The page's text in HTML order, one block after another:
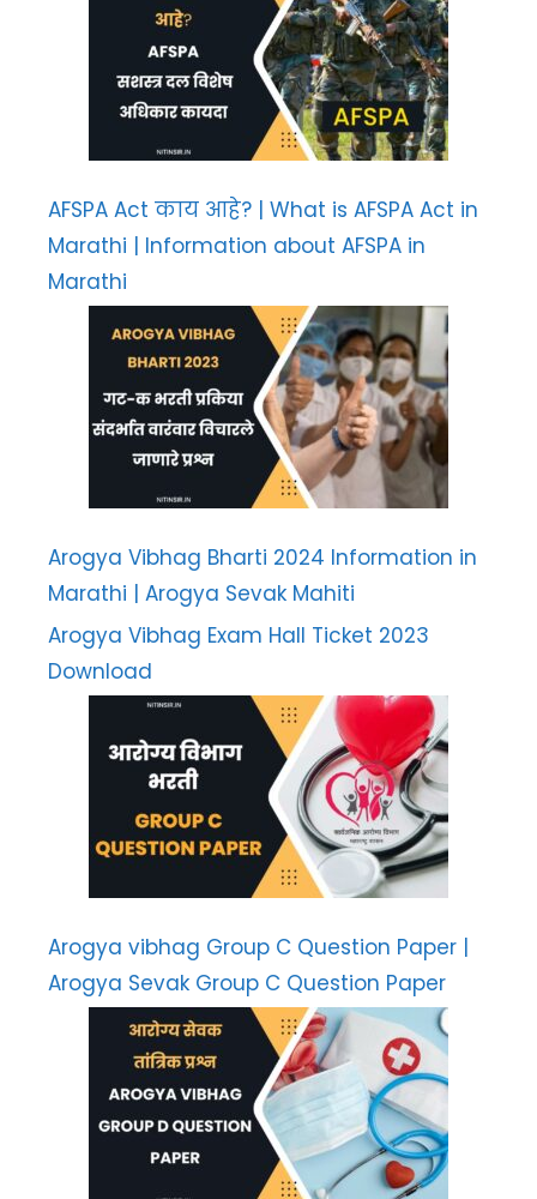
AFSPA Act काय आहे? | What is AFSPA Act in
Marathi | Information about AFSPA in
Marathi
Arogya Vibhag Bharti 2024 Information in
Marathi | Arogya Sevak Mahiti
Arogya Vibhag Exam Hall Ticket 2023
Download
Arogya vibhag Group C Question Paper |
Arogya Sevak Group C Question Paper